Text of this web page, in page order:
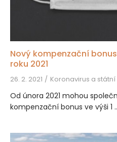
Nový kompenzační
roku 2021
26. 2. 2021 Koronavirus a
Od února 2021 mohou
kompenzační bonus ve výši 1